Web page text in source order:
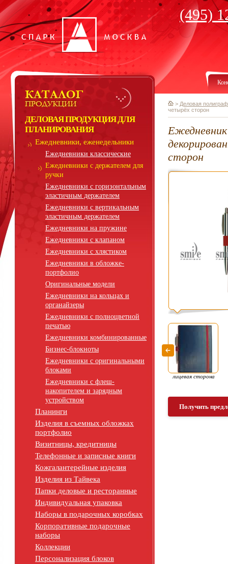
(495)
ДЕЛОВАЯ ПРОДУКЦИЯ ДЛЯ
ПЛАНИРОВАНИЯ
Ежедневники, еженедельники
Ежедневники классические
Ежедневники с держателем для
ручки
Ежедневники с горизонтальным
эластичным держателем
Ежедневники с вертикальным
эластичным держателем
Ежедневники на пружине
Ежедневники с клапаном
Ежедневники с хлястиком
Ежедневники в обложке-
портфолио
Оригинальные модели
Ежедневники на кольцах и
органайзеры
Ежедневники с полноцветной
печатью
Ежедневники комбинированные
Бизнес-блокноты
Ежедневники с оригинальными
блоками
Ежедневники с флеш-
накопителем и зарядным
устройством
Планинги
Изделия в съемных обложках
портфолио
Визитницы, кредитницы
Телефонные и записные книги
Кожгалантерейные изделия
Изделия из Тайвека
Папки деловые и ресторанные
Индивидуальная упаковка
Наборы в подарочных коробках
Корпоративные подарочные
наборы
Коллекции
Персонализация блоков
> Деловая
четырёх сторон
сторон
лицевая сторона
Получить